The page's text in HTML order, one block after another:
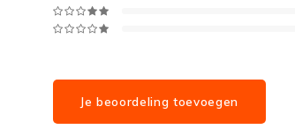
Je beoordeling toevoegen